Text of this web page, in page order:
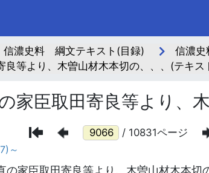
信濃史料 綱文テキスト(目録)
信濃史
等より、木曽山材木本切の、、、(テキス
臣取田寄良等より、木
/ 10831ページ